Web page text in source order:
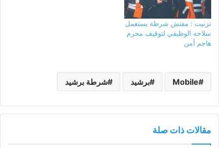
تزنيت : مفتش شرطة يستعمل
سلاحه الوظيفي لتوقيف مجرم
هاجم أمن
Mobile برشيد شرطة برشيد
مقالات ذات صلة